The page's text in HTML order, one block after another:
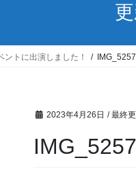
トに出演しました！ IMG_5257
2023年4月26日 / 最終
IMG_5257